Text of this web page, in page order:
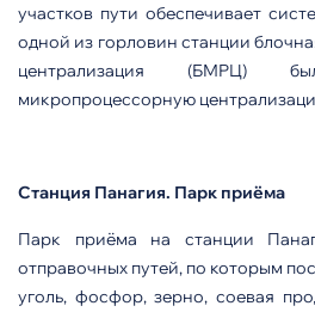
участков пути обеспечивает
одной из горловин станции
централизация (БМРЦ)
микропроцессорную
Станция Панагия. Парк приёма
Парк приёма на станции
отправочных путей, по которым
уголь, фосфор, зерно, соевая